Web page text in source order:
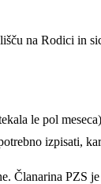
na Rodici in
le pol
izpisati,
Članarina PZS